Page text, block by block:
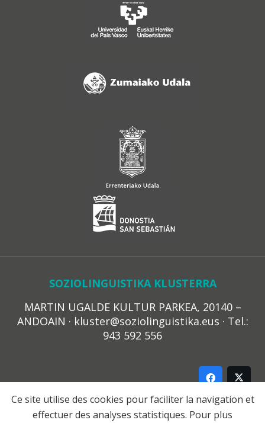
SOZIOLINGUISTIKA KLUSTERRA
MARTIN UGALDE KULTUR PARKEA, 20140 –
ANDOAIN · kluster@soziolinguistika.eus · Tel.:
943 592 556
Ce site utilise des cookies pour faciliter la navigation et
effectuer des analyses statistiques. Pour plus